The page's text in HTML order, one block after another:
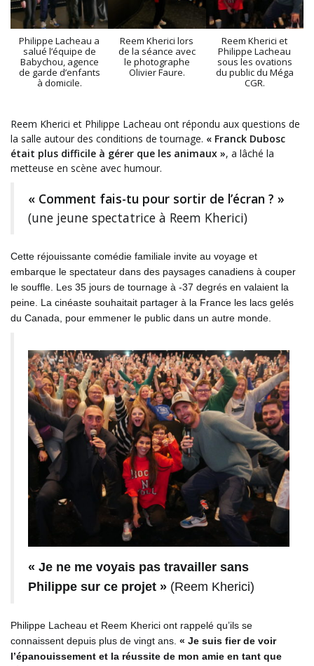
Philippe Lacheau a
salué l’équipe de
Babychou, agence
de garde d’enfants
à domicile.
Reem Kherici lors
de la séance avec
le photographe
Olivier Faure.
Reem Kherici et
Philippe Lacheau
sous les ovations
du public du Méga
CGR.
Reem Kherici et Philippe Lacheau ont répondu aux questions de
la salle autour des conditions de tournage. « Franck Dubosc
était plus difficile à gérer que les animaux », a lâché la
metteuse en scène avec humour.
« Comment fais-tu pour sortir de l’écran ? »
(une jeune spectatrice à Reem Kherici)
Cette réjouissante comédie familiale invite au voyage et
embarque le spectateur dans des paysages canadiens à couper
le souffle. Les 35 jours de tournage à -37 degrés en valaient la
peine. La cinéaste souhaitait partager à la France les lacs gelés
du Canada, pour emmener le public dans un autre monde.
« Je ne me voyais pas travailler sans
Philippe sur ce projet » (Reem Kherici)
Philippe Lacheau et Reem Kherici ont rappelé qu’ils se
connaissent depuis plus de vingt ans. « Je suis fier de voir
l’épanouissement et la réussite de mon amie en tant que